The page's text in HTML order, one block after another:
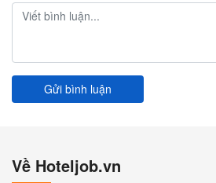
Gửi bình luận
Về Hoteljob.vn